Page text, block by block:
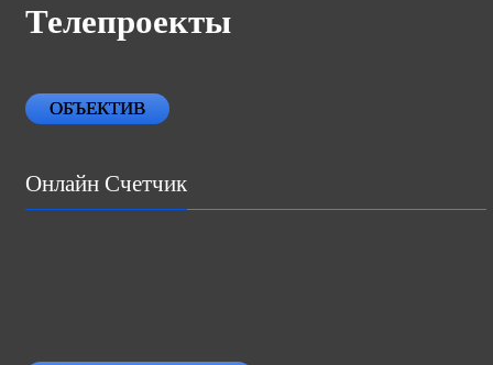
Телепроекты
ОБЪЕКТИВ
Онлайн Счетчик